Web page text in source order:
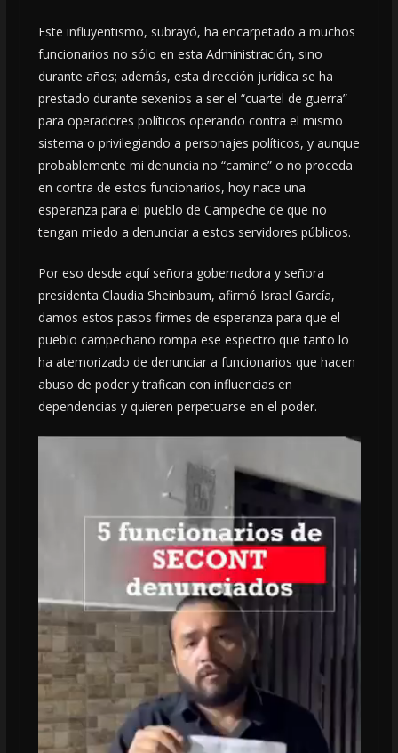
Este influyentismo, subrayó, ha encarpetado a muchos
funcionarios no sólo en esta Administración, sino
durante años; además, esta dirección jurídica se ha
prestado durante sexenios a ser el “cuartel de guerra”
para operadores políticos operando contra el mismo
sistema o privilegiando a personajes políticos, y aunque
probablemente mi denuncia no “camine” o no proceda
en contra de estos funcionarios, hoy nace una
esperanza para el pueblo de Campeche de que no
tengan miedo a denunciar a estos servidores públicos.
Por eso desde aquí señora gobernadora y señora
presidenta Claudia Sheinbaum, afirmó Israel García,
damos estos pasos firmes de esperanza para que el
pueblo campechano rompa ese espectro que tanto lo
ha atemorizado de denunciar a funcionarios que hacen
abuso de poder y trafican con influencias en
dependencias y quieren perpetuarse en el poder.